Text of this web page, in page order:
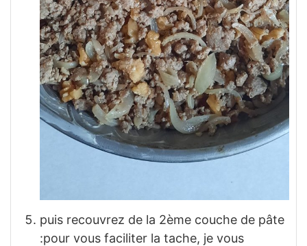
puis recouvrez de la 2ème couche de pâte
:pour vous faciliter la tache, je vous